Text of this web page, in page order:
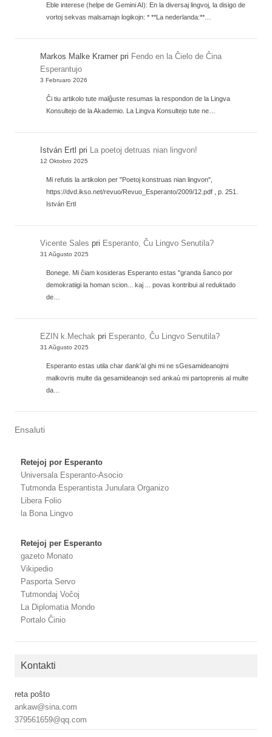
Eble interese (helpe de Gemini AI): En la diversaj lingvoj, la disigo de
vortoj sekvas malsamajn logikojn: * **La nederlanda:**…
Markos Malke Kramer pri Fendo en la Ĉielo de Ĉina
Esperantujo
3 Februaro 2026
Ĉi tiu artikolo tute malĝuste resumas la respondon de la Lingva
Konsultejo de la Akademio. La Lingva Konsultejo tute ne…
István Ertl pri La poetoj detruas nian lingvon!
12 Oktobro 2025
Mi refutis la artikolon per "Poetoj konstruas nian lingvon",
https://dvd.ikso.net/revuo/Revuo_Esperanto/2009/12.pdf , p. 251.
István Ertl
Vicente Sales pri Esperanto, Ĉu Lingvo Senutila?
31 Aŭgusto 2025
Bonege. Mi ĉiam kosideras Esperanto estas "granda ŝanco por
demokratiigi la homan scion... kaj ... povas kontribui al reduktado
de…
EZIN k.Mechak pri Esperanto, Ĉu Lingvo Senutila?
31 Aŭgusto 2025
Esperanto estas utila char dank'al ghi mi ne sGesamideanojmi
malkovris multe da gesamideanojn sed ankaù mi partoprenis al multe
da…
Ensaluti
Retejoj por Esperanto
Universala Esperanto-Asocio
Tutmonda Esperantista Junulara Organizo
Libera Folio
la Bona Lingvo
Retejoj per Esperanto
gazeto Monato
Vikipedio
Pasporta Servo
Tutmondaj Voĉoj
La Diplomatia Mondo
Portalo Ĉinio
Kontakti
reta poŝto
ankaw@sina.com
379561659@qq.com